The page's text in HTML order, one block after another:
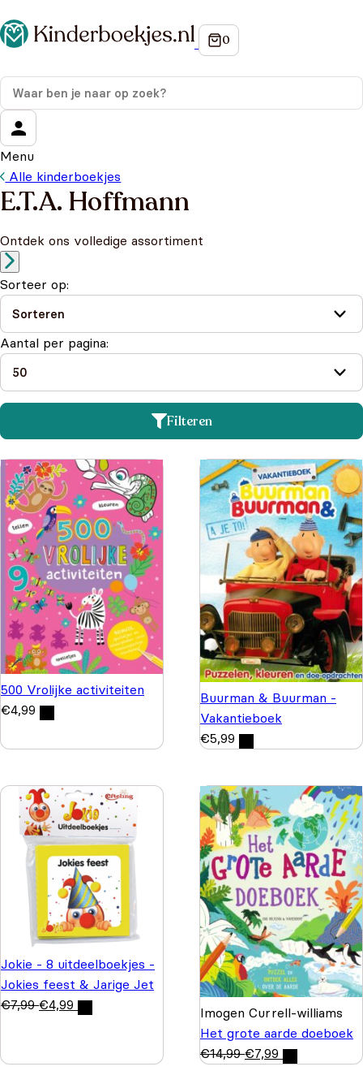
Menu
Alle kinderboekjes
E.T.A. Hoffmann
Ontdek ons volledige assortiment
Sorteer op:
Aantal per pagina:
Filteren
500 Vrolijke activiteiten
€4,99
Buurman & Buurman -
Vakantieboek
€5,99
Jokie - 8 uitdeelboekjes -
Jokies feest & Jarige Jet
€7,99 €4,99
Imogen Currell-williams
Het grote aarde doeboek
€14,99 €7,99